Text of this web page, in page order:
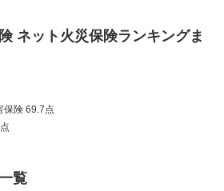
ネット火災保険ランキングま
保険 69.7点
覧